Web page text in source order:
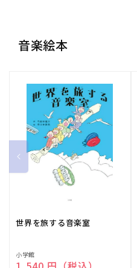
音楽絵本
世界を旅する音楽室
販
小学館